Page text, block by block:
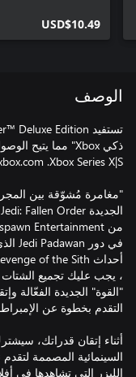
USD$10.49
الوصف
"مغامرة مُشوّقة بين
، يجب عليك تجميع
"القوة" الجديدة الفعّالة
أثناء إتقان قدراتك،
السينمائية المصممة